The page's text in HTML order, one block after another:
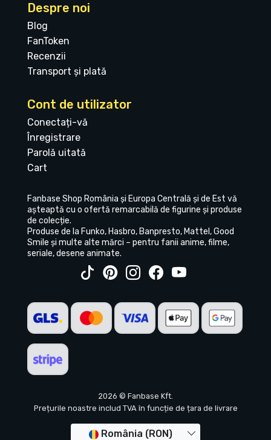
Despre noi
Blog
FanToken
Recenzii
Transport și plată
Cont de utilizator
Conectați-vă
Înregistrare
Parolă uitată
Cart
Fanbase Shop România și Europa Centrală și de Est vă
așteaptă cu o ofertă remarcabilă de figurine și produse
de colecție.
Produse de la Funko, Hasbro, Banpresto, Mattel, Good
Smile și multe alte mărci – pentru fanii anime, filme,
seriale, desene animate.
2026 © Fanbase Kft.
Prețurile noastre includ TVA în funcție de țara de livrare
România (RON)